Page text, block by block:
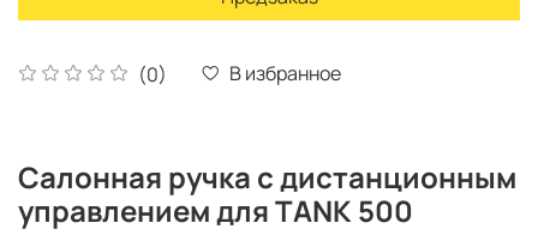
(0) В избранное
Салонная ручка с дистанционным
управлением для TANK 500